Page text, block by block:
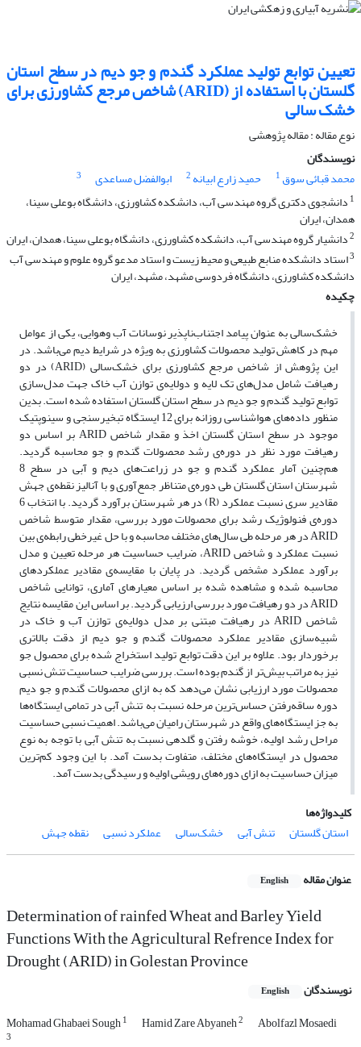
تعیین توابع تولید عملکرد گندم و جو دیم در سطح استان
گلستان با استفاده از (ARID) شاخص مرجع کشاورزی برای
خشک سالی
نوع مقاله : مقاله پژوهشی
نویسندگان
محمد قبائی سوق 1 حمید زارع ابیانه 2 ابوالفضل مساعدی
3
1 دانشجوی دکتری گروه مهندسی آب، دانشکده کشاورزی، دانشگاه بوعلی سینا،
همدان، ایران
2دانشیار گروه مهندسی آب، دانشکده کشاورزی، دانشگاه بوعلی سینا، همدان، ایران
3استاد دانشکده منابع طبیعی و محیط زیست و استاد مدعو گروه علوم و مهندسی آب
دانشکده کشاورزی، دانشگاه فردوسی مشهد، مشهد، ایران
چکیده
خشک‌سالی به عنوان پیامد اجتناب‌ناپذیر نوسانات آب وهوایی، یکی از عوامل
مهم در کاهش تولید محصولات کشاورزی به ویژه در شرایط دیم می‌باشد. در
این پژوهش از شاخص مرجع کشاورزی برای خشک‌سالی (ARID) در دو
رهیافت شامل مدل‌های تک لایه و دولایه‌ی توازن آب خاک جهت مدل‌سازی
توابع تولید گندم و جو دیم در سطح استان گلستان استفاده شده است. بدین
منظور داده‌های هواشناسی روزانه برای 12 ایستگاه تبخیرسنجی و سینوپتیک
موجود در سطح استان گلستان اخذ و مقدار شاخص ARID بر اساس دو
رهیافت مورد نظر در دوره‌ی رشد محصولات گندم و جو محاسبه گردید.
هم‌چنین آمار عملکرد گندم و جو در زراعت‌های دیم و آبی در سطح 8
شهرستان استان گلستان طی دوره‌ی متناظر جمع‌آوری و با آنالیز نقطه‌ی جهش
مقادیر سری نسبت عملکرد (R) در هر شهرستان برآورد گردید. با انتخاب 6
دوره‌ی فنولوژیک رشد برای محصولات مورد بررسی، مقدار متوسط شاخص
ARID در هر مرحله طی سال‌های مختلف محاسبه و با حل غیرخطی رابطه‌ی بین
نسبت عملکرد و شاخص ARID، ضرایب حساسیت هر مرحله تعیین و مدل
برآورد عملکرد مشخص گردید. در پایان با مقایسه‌ی مقادیر عملکردهای
محاسبه شده و مشاهده شده بر اساس معیارهای آماری، توانایی شاخص
ARID در دو رهیافت مورد بررسی ارزیابی گردید. بر اساس این مقایسه نتایج
شاخص ARID در رهیافت مبتنی بر مدل دولایه‌ی توازن آب و خاک در
شبیه‌سازی مقادیر عملکرد محصولات گندم و جو دیم از دقت بالاتری
برخوردار بود. علاوه بر این دقت توابع تولید استخراج شده برای محصول جو
نیز به مراتب بیش‌تر از گندم بوده است. بررسی ضرایب حساسیت تنش نسبی
محصولات مورد ارزیابی نشان می‌دهد که به ازای محصولات گندم و جو دیم
دوره ساقه‌رفتن حساس‌ترین مرحله نسبت به تنش آبی در تمامی ایستگاه‌ها
به جز ایستگاه‌های واقع در شهرستان رامیان می‌باشد. اهمیت نسبی حساسیت
مراحل رشد اولیه، خوشه رفتن و گلدهی نسبت به تنش آبی با توجه به نوع
محصول در ایستگاه‌های مختلف، متفاوت بدست آمد. با این وجود کم‌ترین
میزان حساسیت به ازای دوره‌های رویشی اولیه و رسیدگی بدست آمد.
کلیدواژه‌ها
استان گلستان
تنش آبی خشک‌سالی عملکرد نسبی نقطه جهش
عنوان مقاله English
Determination of rainfed Wheat and Barley Yield
Functions With the Agricultural Refrence Index for
Drought (ARID) in Golestan Province
نویسندگان English
Mohamad Ghabaei Sough1 Hamid Zare Abyaneh2 Abolfazl Mosaedi
3